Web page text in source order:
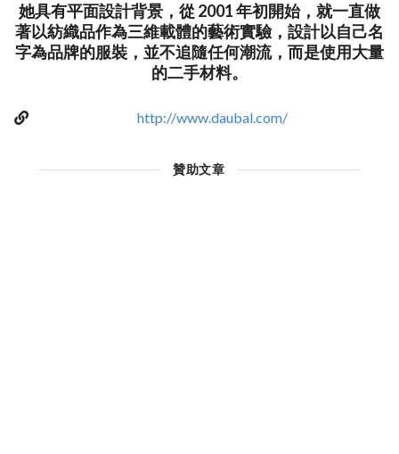
她具有平面設計背景，從 2001 年初開始，就一直做
著以紡織品作為三維載體的藝術實驗，設計以自己名
字為品牌的服裝，並不追隨任何潮流，而是使用大量
的二手材料。
http://www.daubal.com/
贊助文章